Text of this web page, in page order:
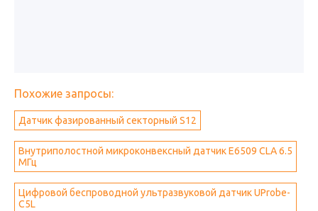
Похожие запросы:
Датчик фазированный секторный S12
Внутриполостной микроконвексный датчик E6509 CLA 6.5
МГц
Цифровой беспроводной ультразвуковой датчик UProbe-
C5L